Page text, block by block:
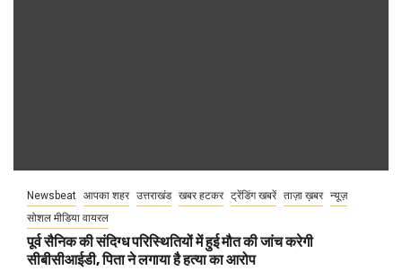
Newsbeat आपका शहर उत्तराखंड खबर हटकर ट्रेंडिंग खबरें ताज़ा ख़बर न्यूज़
सोशल मीडिया वायरल
पूर्व सैनिक की संदिग्ध परिस्थितियों में हुई मौत की जांच करेगी
सीबीसीआईडी, पिता ने लगाया है हत्या का आरोप